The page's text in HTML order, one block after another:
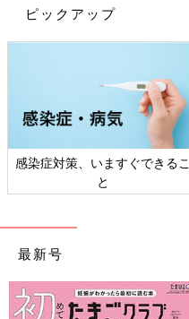
ピックアップ
感染症対策、いますぐできるこ
と
最新号